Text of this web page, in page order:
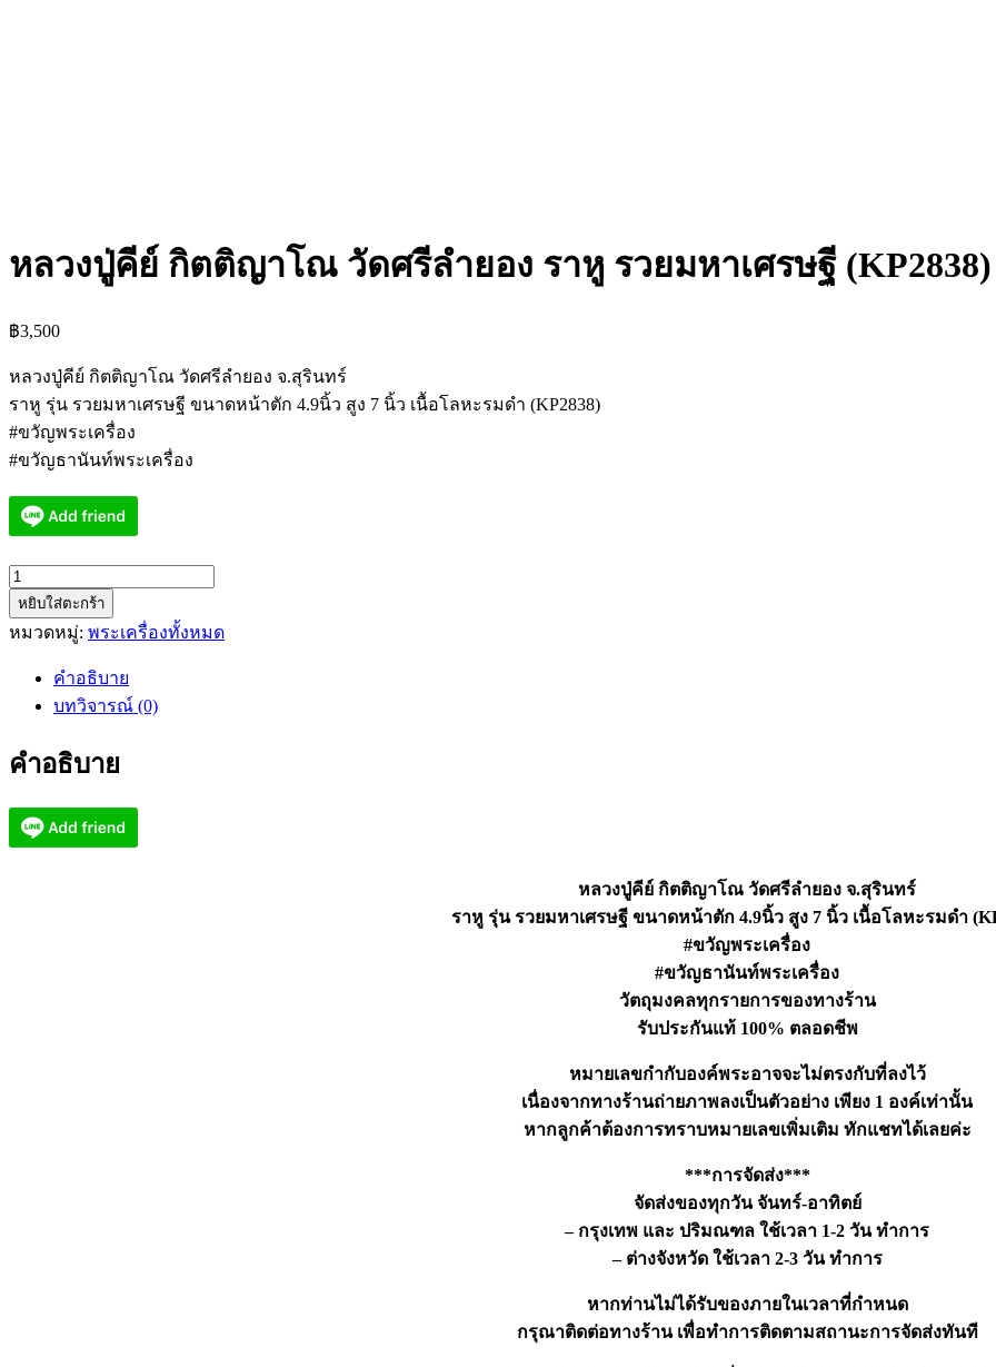
หลวงปู่คีย์ กิตติญาโณ วัดศรีลำยอง ราหู รวยมหาเศรษฐี (KP2838)
฿3,500
หลวงปู่คีย์ กิตติญาโณ วัดศรีลำยอง จ.สุรินทร์
ราหู รุ่น รวยมหาเศรษฐี ขนาดหน้าตัก 4.9นิ้ว สูง 7 นิ้ว เนื้อโลหะรมดำ (KP2838)
#ขวัญพระเครื่อง
#ขวัญธานันท์พระเครื่อง
จำนวน
หลวง
ปู่
ญาโณ
ศรี
ราหู
หยิบใส่ตะกร้า
หมวดหมู่: พระเครื่องทั้งหมด
คำอธิบาย
บทวิจารณ์ (0)
คำอธิบาย
หลวงปู่คีย์ กิตติญาโณ วัดศรีลำยอง จ.สุรินทร์
ราหู รุ่น รวยมหาเศรษฐี ขนาดหน้าตัก 4.9นิ้ว สูง 7 นิ้ว เนื้อโลหะรมดำ
#ขวัญพระเครื่อง
#ขวัญธานันท์พระเครื่อง
วัตถุมงคลทุกรายการของทางร้าน
รับประกันแท้ 100% ตลอดชีพ
หมายเลขกำกับองค์พระอาจจะไม่ตรงกับที่ลงไว้
เนื่องจากทางร้านถ่ายภาพลงเป็นตัวอย่าง เพียง 1 องค์เท่านั้น
หากลูกค้าต้องการทราบหมายเลขเพิ่มเติม ทักแชทได้เลยค่ะ
***การจัดส่ง***
จัดส่งของทุกวัน จันทร์-อาทิตย์
– กรุงเทพ และ ปริมณฑล ใช้เวลา 1-2 วัน ทำการ
– ต่างจังหวัด ใช้เวลา 2-3 วัน ทำการ
หากท่านไม่ได้รับของภายในเวลาที่กำหนด
กรุณาติดต่อทางร้าน เพื่อทำการติดตามสถานะการจัดส่งทันที